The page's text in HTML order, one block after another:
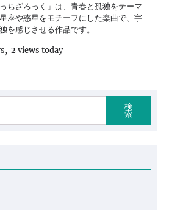
ちざろっく」は、青春と孤独をテーマ
座や惑星をモチーフにした楽曲で、宇
を感じさせる作品です。
2 views today
検
索